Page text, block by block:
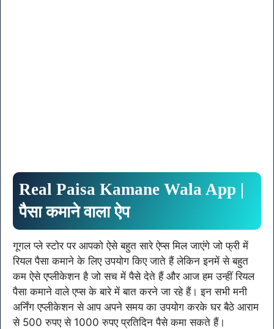
Real Paisa Kamane Wala App |
पैसा कमाने वाला ऐप
गूगल प्ले स्टोर पर आपको ऐसे बहुत सारे ऐप्स मिल जाएंगे जो फ्री में
रियल पैसा कमाने के लिए उपयोग किए जाते हैं लेकिन इनमें से बहुत
कम ऐसे एप्लीकेशन है जो सच में पैसे देते हैं और आज हम उन्हीं रियल
पैसा कमाने वाले एप्स के बारे में बात करने जा रहे हैं। इन सभी मनी
अर्निंग एप्लीकेशन से आप अपने समय का उपयोग करके घर बैठे आराम
से 500 रुपए से 1000 रुपए प्रतिदिन पैसे कमा सकते हैं।